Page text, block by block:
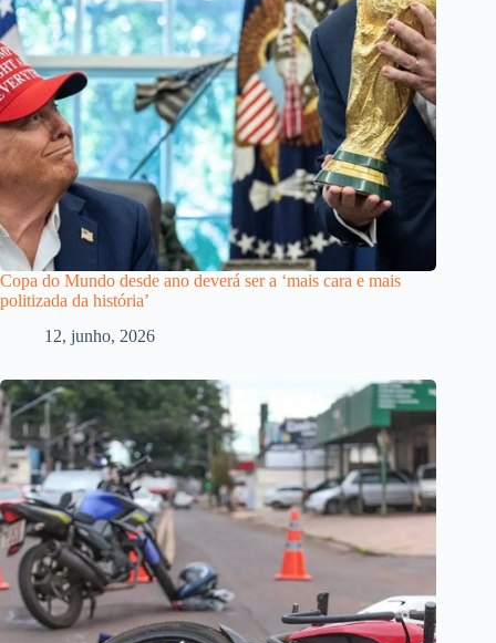
Copa do Mundo desde ano deverá ser a ‘mais cara e mais
politizada da história’
12, junho, 2026